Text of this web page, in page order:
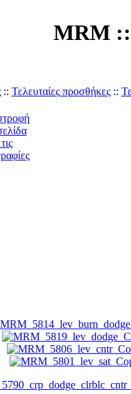
MRM
:: Τελευταίες προσθήκες::